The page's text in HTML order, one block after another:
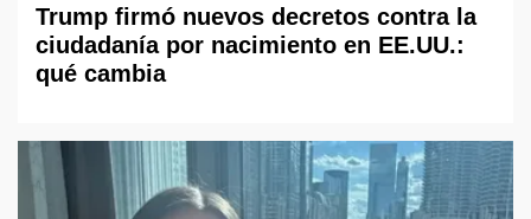
Trump firmó nuevos decretos contra la
ciudadanía por nacimiento en EE.UU.:
qué cambia